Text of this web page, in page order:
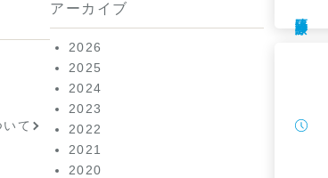
て
アーカイブ
2026
2025
2024
2023
2022
2021
2020